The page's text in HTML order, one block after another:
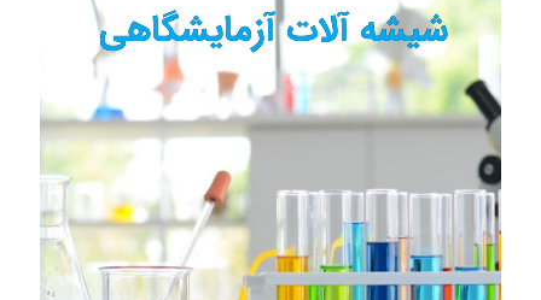
شیشه آلات آزمایشگاهی